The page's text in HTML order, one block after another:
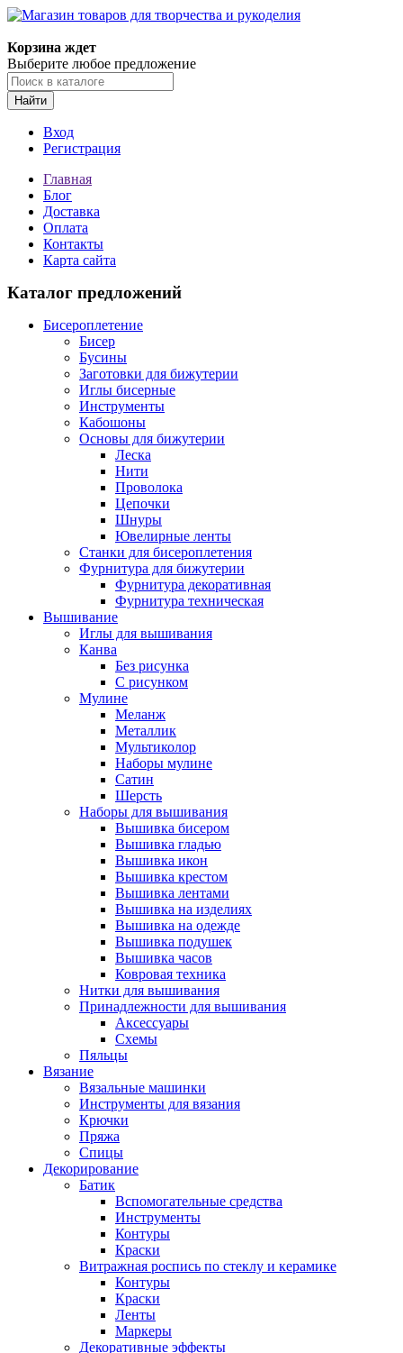
Корзина ждет
Выберите любое предложение
Найти
Вход
Регистрация
Главная
Блог
Доставка
Оплата
Контакты
Карта сайта
Каталог предложений
Бисероплетение
Бисер
Бусины
Заготовки для бижутерии
Иглы бисерные
Инструменты
Кабошоны
Основы для бижутерии
Леска
Нити
Проволока
Цепочки
Шнуры
Ювелирные ленты
Станки для бисероплетения
Фурнитура для бижутерии
Фурнитура декоративная
Фурнитура техническая
Вышивание
Иглы для вышивания
Канва
Без рисунка
С рисунком
Мулине
Меланж
Металлик
Мультиколор
Наборы мулине
Сатин
Шерсть
Наборы для вышивания
Вышивка бисером
Вышивка гладью
Вышивка икон
Вышивка крестом
Вышивка лентами
Вышивка на изделиях
Вышивка на одежде
Вышивка подушек
Вышивка часов
Ковровая техника
Нитки для вышивания
Принадлежности для вышивания
Аксессуары
Схемы
Пяльцы
Вязание
Вязальные машинки
Инструменты для вязания
Крючки
Пряжа
Спицы
Декорирование
Батик
Вспомогательные средства
Инструменты
Контуры
Краски
Витражная роспись по стеклу и керамике
Контуры
Краски
Ленты
Маркеры
Декоративные эффекты